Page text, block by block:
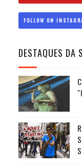
FOLLOW ON
DESTAQUES DA